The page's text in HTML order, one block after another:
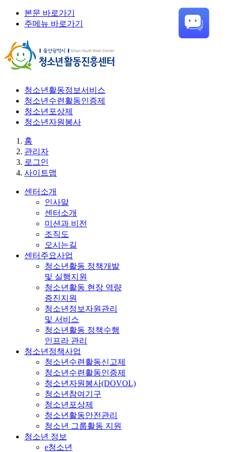
본문 바로가기
주메뉴 바로가기
청소년활동정보서비스
청소년수련활동인증제
청소년포상제
청소년자원봉사
홈
관리자
로그인
사이트맵
센터소개
인사말
센터소개
미션과 비전
조직도
오시는길
센터주요사업
청소년활동 정책개발
및 실행지원
청소년활동 현장 역량
증진지원
청소년정보자원관리
및 서비스
청소년활동 정책수행
인프라 관리
청소년정책사업
청소년수련활동신고제
청소년수련활동인증제
청소년자원봉사(DOVOL)
청소년참여기구
청소년포상제
청소년활동안전관리
청소년 그룹활동 지원
청소년 정보
e청소년